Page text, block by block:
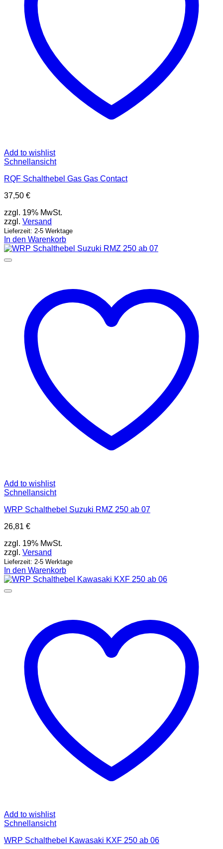
Add to wishlist
Schnellansicht
RQF Schalthebel Gas Gas Contact
37,50 €
zzgl. 19% MwSt.
zzgl. Versand
Lieferzeit: 2-5 Werktage
In den Warenkorb
Add to wishlist
Schnellansicht
WRP Schalthebel Suzuki RMZ 250 ab 07
26,81 €
zzgl. 19% MwSt.
zzgl. Versand
Lieferzeit: 2-5 Werktage
In den Warenkorb
Add to wishlist
Schnellansicht
WRP Schalthebel Kawasaki KXF 250 ab 06